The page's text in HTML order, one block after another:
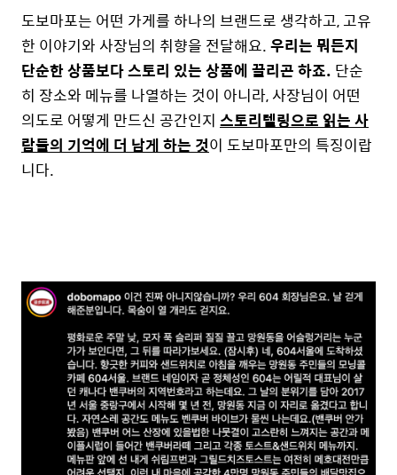
도보마포는 어떤 가게를 하나의 브랜드로 생각하고, 고유
한 이야기와 사장님의 취향을 전달해요.우리는 뭐든지
단순한 상품보다 스토리 있는 상품에 끌리곤 하죠. 단순
히 장소와 메뉴를 나열하는 것이 아니라, 사장님이 어떤
의도로 어떻게 만드신 공간인지 스토리텔링으로 읽는 사
람들의 기억에 더 남게 하는 것이 도보마포만의 특징이랍
니다.